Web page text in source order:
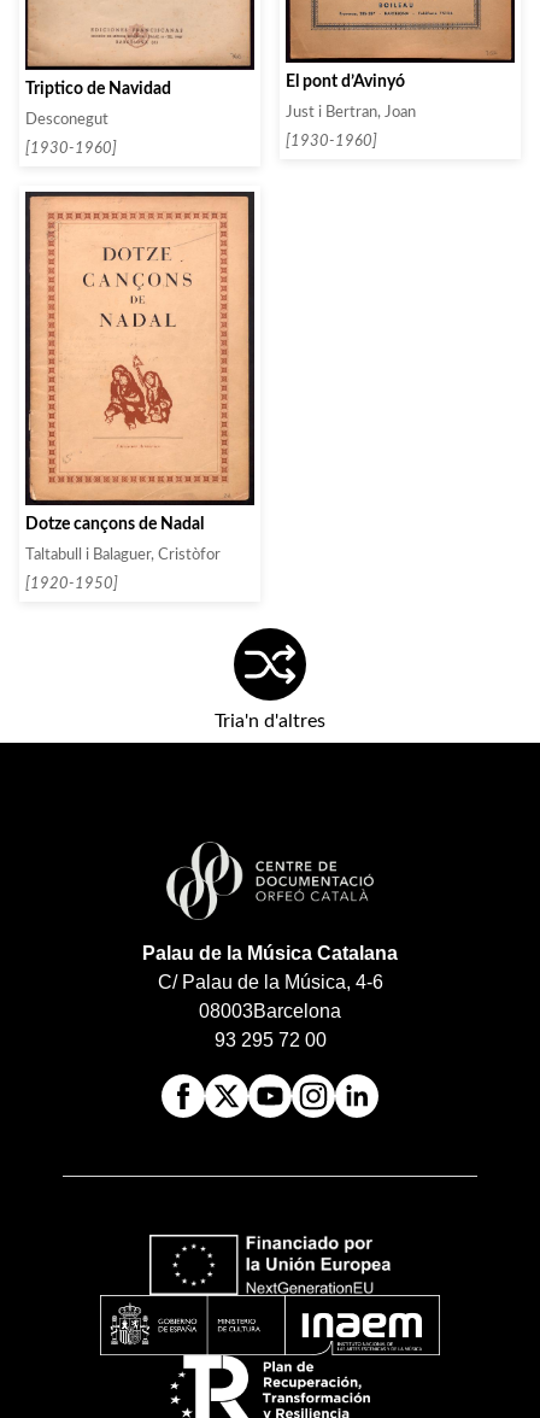
Triptico de Navidad
Desconegut
[1930-1960]
El pont d’Avinyó
Just i Bertran, Joan
[1930-1960]
Dotze cançons de Nadal
Taltabull i Balaguer, Cristòfor
[1920-1950]
Tria'n d'altres
Palau de la Música Catalana
C/ Palau de la Música, 4-6
08003Barcelona
93 295 72 00